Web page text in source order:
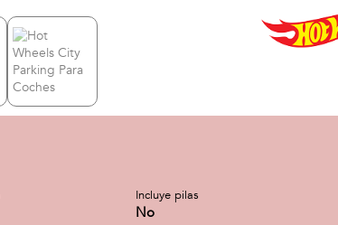
Incluye pilas
No